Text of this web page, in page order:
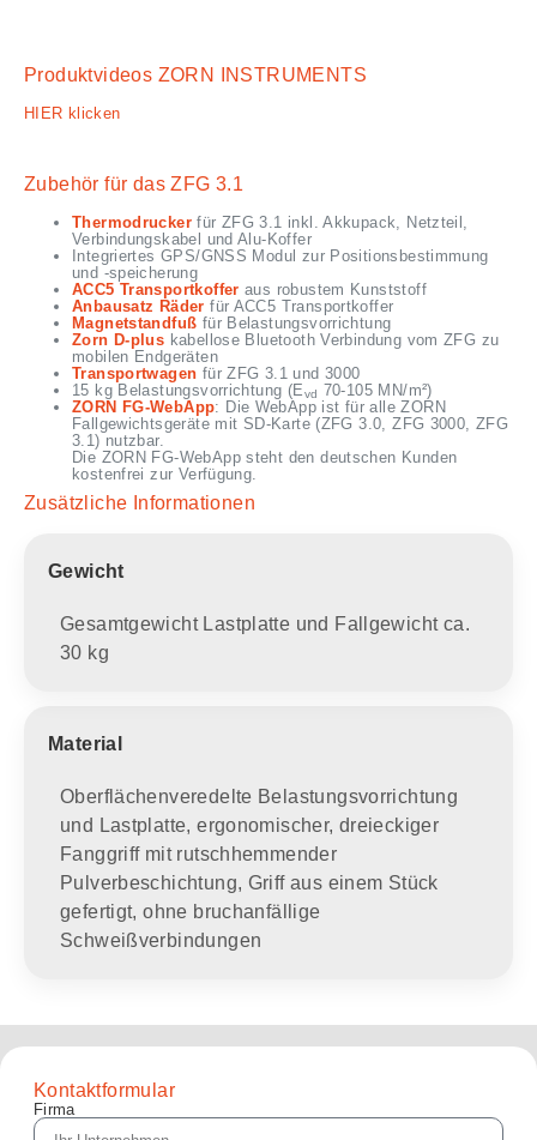
Produktvideos ZORN INSTRUMENTS
HIER klicken
Zubehör für das ZFG 3.1
Thermodrucker für ZFG 3.1 inkl. Akkupack, Netzteil,
Verbindungskabel und Alu-Koffer
Integriertes GPS/GNSS Modul zur Positionsbestimmung
und -speicherung
ACC5 Transportkoffer aus robustem Kunststoff
Anbausatz Räder für ACC5 Transportkoffer
Magnetstandfuß für Belastungsvorrichtung
Zorn D-plus kabellose Bluetooth Verbindung vom ZFG zu
mobilen Endgeräten
Transportwagen für ZFG 3.1 und 3000
15 kg Belastungsvorrichtung (Evd 70-105 MN/m²)
ZORN FG-WebApp: Die WebApp ist für alle ZORN
Fallgewichtsgeräte mit SD-Karte (ZFG 3.0, ZFG 3000, ZFG
3.1) nutzbar.
Die ZORN FG-WebApp steht den deutschen Kunden
kostenfrei zur Verfügung.
Zusätzliche Informationen
Gewicht
Gesamtgewicht Lastplatte und Fallgewicht ca.
30 kg
Material
Oberflächenveredelte Belastungsvorrichtung
und Lastplatte, ergonomischer, dreieckiger
Fanggriff mit rutschhemmender
Pulverbeschichtung, Griff aus einem Stück
gefertigt, ohne bruchanfällige
Schweißverbindungen
Kontaktformular
Firma